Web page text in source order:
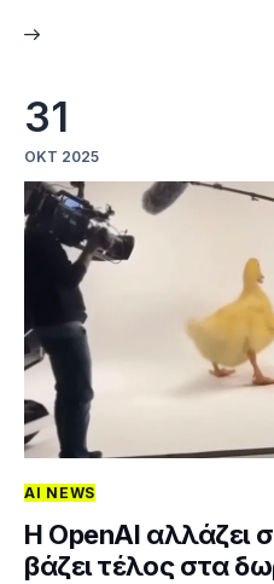
31
ΟΚΤ 2025
AI NEWS
H OpenAI αλλάζει
βάζει τέλος στα